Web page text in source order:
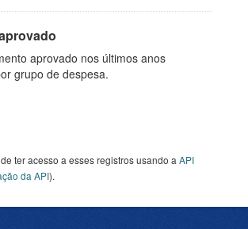
aprovado nos últimos anos
grupo de despesa.
ter acesso a esses registros usando a API
da API).